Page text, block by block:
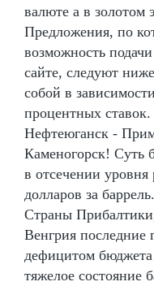
валюте а в золотом
Предложения, по
возможность
сайте, следуют
собой в
процентных
Нефтеюганск -
Каменогорск! Суть
в отсечении
долларов за баррель.
Страны
Венгрия
дефицитом бюджета
тяжелое состояние